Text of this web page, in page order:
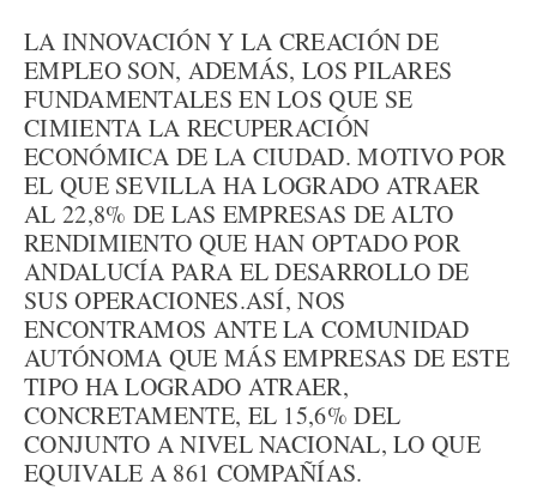
LA INNOVACIÓN Y LA CREACIÓN DE
EMPLEO SON, ADEMÁS, LOS PILARES
FUNDAMENTALES EN LOS QUE SE
CIMIENTA LA RECUPERACIÓN
ECONÓMICA DE LA CIUDAD. MOTIVO POR
EL QUE SEVILLA HA LOGRADO ATRAER
AL 22,8% DE LAS EMPRESAS DE ALTO
RENDIMIENTO QUE HAN OPTADO POR
ANDALUCÍA PARA EL DESARROLLO DE
SUS OPERACIONES.ASÍ, NOS
ENCONTRAMOS ANTE LA COMUNIDAD
AUTÓNOMA QUE MÁS EMPRESAS DE ESTE
TIPO HA LOGRADO ATRAER,
CONCRETAMENTE, EL 15,6% DEL
CONJUNTO A NIVEL NACIONAL, LO QUE
EQUIVALE A 861 COMPAÑÍAS.